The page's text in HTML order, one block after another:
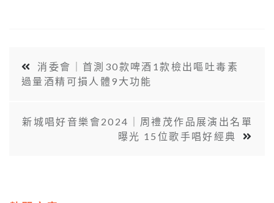
消委會｜首測30款啤酒1款檢出嘔吐毒素
過量酒精可損人體9大功能
新城唱好音樂會2024｜周禮茂作品展演出名單
曝光 15位歌手唱好經典